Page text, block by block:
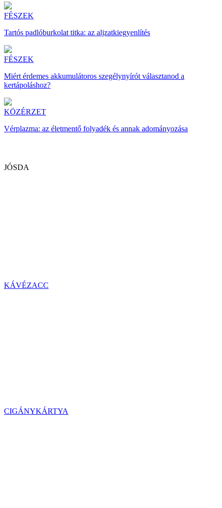
FÉSZEK
Tartós padlóburkolat titka: az aljzatkiegyenlítés
FÉSZEK
Miért érdemes akkumulátoros szegélynyírót választanod a
kertápoláshoz?
KÖZÉRZET
Vérplazma: az életmentő folyadék és annak adományozása
JÓSDA
KÁVÉZACC
CIGÁNYKÁRTYA